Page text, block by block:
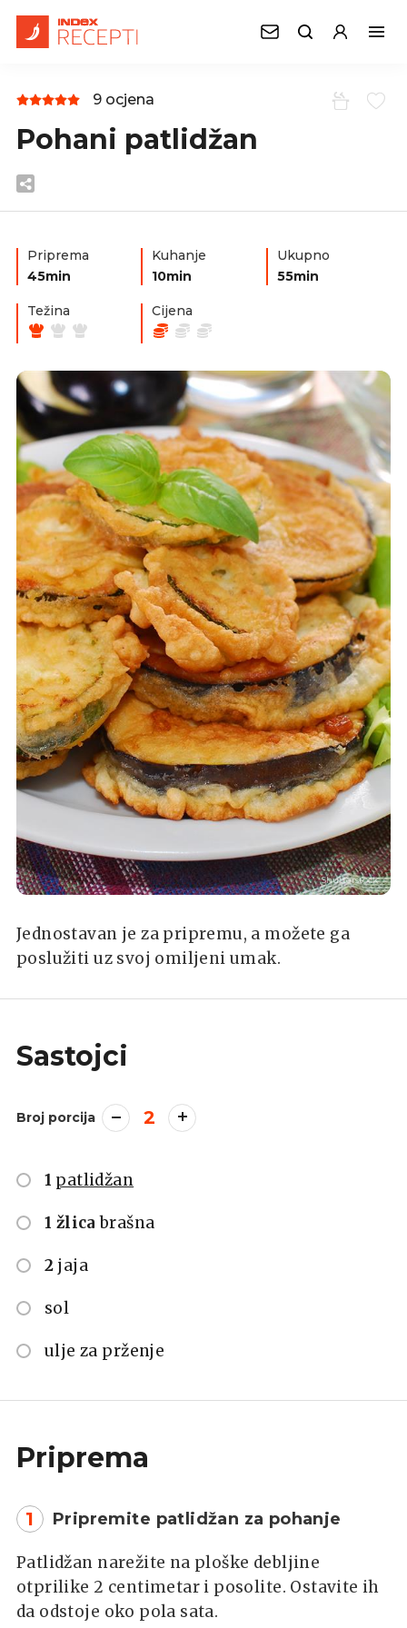
9 ocjena
Pohani patlidžan
Priprema
45min
Kuhanje
10min
Ukupno
55min
Težina Cijena
Shutterstock
Jednostavan je za pripremu, a možete ga
poslužiti uz svoj omiljeni umak.
Sastojci
Broj porcija 2
1 patlidžan
1 žlica brašna
2 jaja
sol
ulje za prženje
Priprema
1 Pripremite patlidžan za pohanje
Patlidžan narežite na ploške debljine
otprilike 2 centimetar i posolite. Ostavite ih
da odstoje oko pola sata.